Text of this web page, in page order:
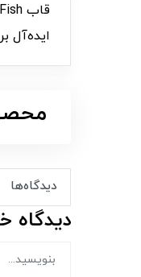
ایده‌آل
دیدگاه‌ها
دیدگاه